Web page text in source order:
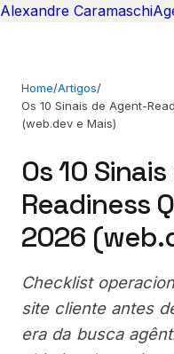
Alexandre Caramaschi
Home/Artigos/
Os 10 Sinais de Agent-
(web.dev e Mais)
Os 10
Readiness
2026
Checklist
site cliente antes
era da busca